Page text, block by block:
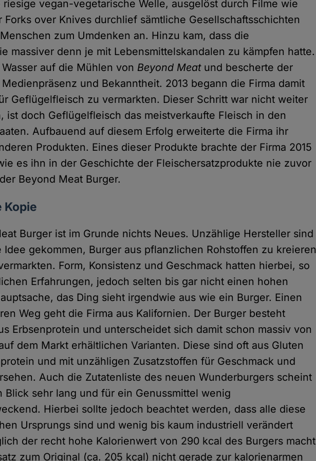
riesige vegan-vegetarische Welle, ausgelöst durch Filme wie
Forks over Knives durchlief sämtliche Gesellschaftsschichten
zum Umdenken an. Hinzu kam, dass die
massiver denn je mit Lebensmittelskandalen zu kämpfen hatte.
auf die Mühlen von Beyond Meatund bescherte der
und Bekanntheit. 2013 begann die Firma damit
Geflügelfleisch zu vermarkten. Dieser Schritt war nicht weiter
ist doch Geflügelfleisch das meistverkaufte Fleisch in den
Aufbauend auf diesem Erfolg erweiterte die Firma ihr
Produkten. Eines dieser Produkte brachte der Firma 2015
es ihn in der Geschichte der Fleischersatzprodukte nie zuvor
Beyond Meat Burger.
Kopie
Burger ist im Grunde nichts Neues. Unzählige Hersteller sind
Idee gekommen, Burger aus pflanzlichen Rohstoffen zu kreieren
Form, Konsistenz und Geschmack hatten hierbei, so
Erfahrungen, jedoch selten bis gar nicht einen hohen
das Ding sieht irgendwie aus wie ein Burger. Einen
Weg geht die Firma aus Kalifornien. Der Burger besteht
Erbsenprotein und unterscheidet sich damit schon massiv von
dem Markt erhältlichen Varianten. Diese sind oft aus Gluten
und mit unzähligen Zusatzstoffen für Geschmack und
Auch die Zutatenliste des neuen Wunderburgers scheint
Blick sehr lang und für ein Genussmittel wenig
Hierbei sollte jedoch beachtet werden, dass alle diese
Ursprungs sind und wenig bis kaum industriell verändert
der recht hohe Kalorienwert von 290 kcal des Burgers macht
zum Original (ca. 205 kcal) nicht gerade zur kalorienarmen